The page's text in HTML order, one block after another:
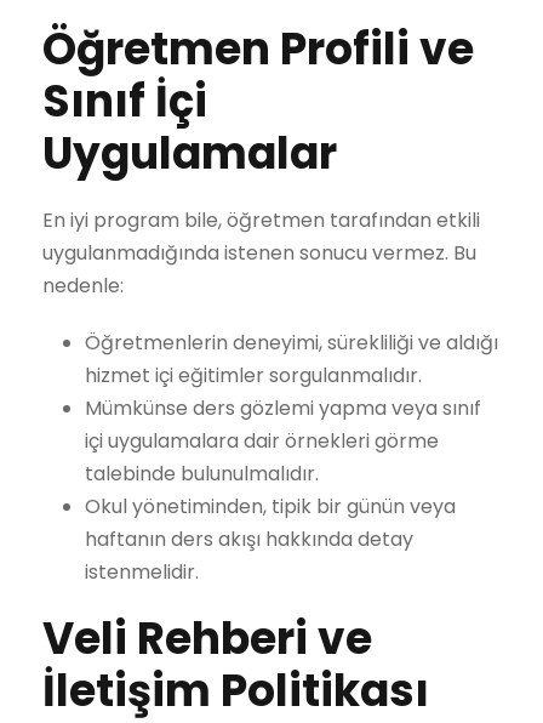
Öğretmen Profili ve
Sınıf İçi
Uygulamalar
En iyi program bile, öğretmen tarafından etkili
uygulanmadığında istenen sonucu vermez. Bu
nedenle:
Öğretmenlerin deneyimi, sürekliliği ve aldığı
hizmet içi eğitimler sorgulanmalıdır.
Mümkünse ders gözlemi yapma veya sınıf
içi uygulamalara dair örnekleri görme
talebinde bulunulmalıdır.
Okul yönetiminden, tipik bir günün veya
haftanın ders akışı hakkında detay
istenmelidir.
Veli Rehberi ve
İletişim Politikası